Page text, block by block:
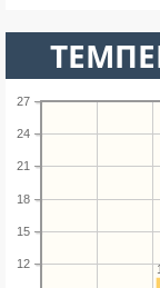
12
15
18
21
24
27